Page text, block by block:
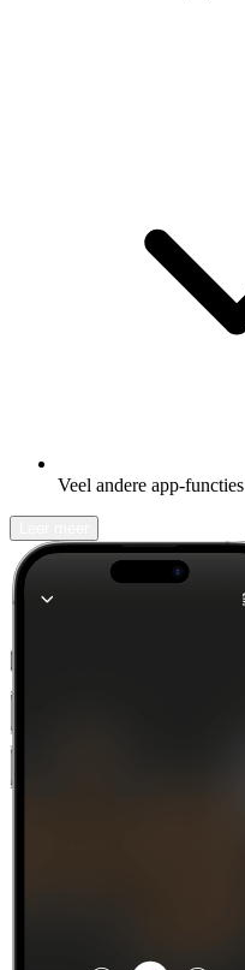
Veel andere app-functies